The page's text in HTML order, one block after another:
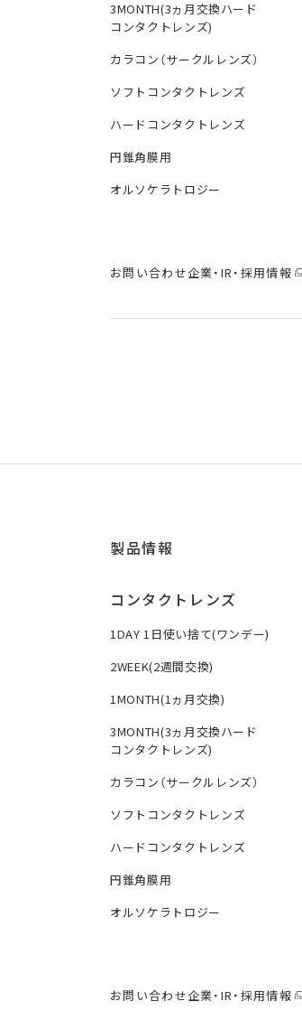
3MONTH(3ヵ月交換ハード
コンタクトレンズ)
カラコン（サークルレンズ）
ソフトコンタクトレンズ
ハードコンタクトレンズ
円錐角膜用
オルソケラトロジー
お問い合わせ企業・IR・採用情報
製品情報
コンタクトレンズ
1DAY 1日使い捨て(ワンデー)
2WEEK(2週間交換)
1MONTH(1ヵ月交換)
3MONTH(3ヵ月交換ハード
コンタクトレンズ)
カラコン（サークルレンズ）
ソフトコンタクトレンズ
ハードコンタクトレンズ
円錐角膜用
オルソケラトロジー
お問い合わせ企業・IR・採用情報